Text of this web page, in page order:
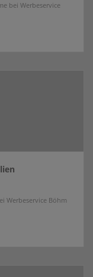
bei Werbeservice
Werbeservice Böhm